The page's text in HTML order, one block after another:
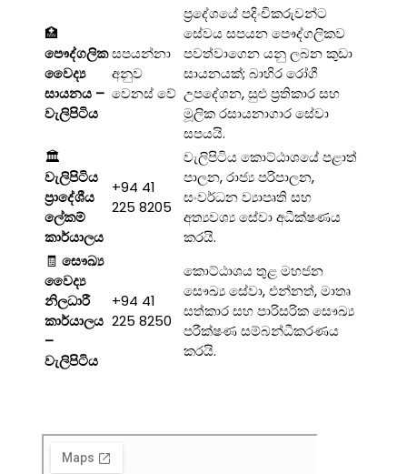
🏥
පෞද්ගලික
වෛද්‍ය
සායනය –
වැලිපිටිය
සපයන්නා
අනුව
වෙනස් වේ
ප්‍රදේශයේ පදිංචිකරුවන්ට
සේවය සපයන පෞද්ගලිකව
පවත්වාගෙන යනු ලබන කුඩා
සායනයක්; බාහිර රෝගී
උපදේශන, සුළු ප්‍රතිකාර සහ
මූලික රසායනාගාර සේවා
සපයයි.
🏛️
වැලිපිටිය
ප්‍රාදේශීය
ලේකම්
කාර්යාලය
+94 41
225 8205
වැලිපිටිය කොට්ඨාශයේ පළාත්
පාලන, රාජ්‍ය පරිපාලන,
සංවර්ධන ව්‍යාපෘති සහ
අත්‍යවශ්‍ය සේවා අධීක්ෂණය
කරයි.
🧾 සෞඛ්‍ය
වෛද්‍ය
නිලධාරී
කාර්යාලය
–
වැලිපිටිය
+94 41
225 8250
කොට්ඨාශය තුළ මහජන
සෞඛ්‍ය සේවා, එන්නත්, මාතෘ
සත්කාර සහ පාරිසරික සෞඛ්‍ය
පරීක්ෂණ සම්බන්ධීකරණය
කරයි.